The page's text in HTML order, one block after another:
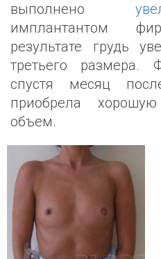
выполнено
имплантантом
результате грудь
третьего размера.
спустя месяц
приобрела
объем.